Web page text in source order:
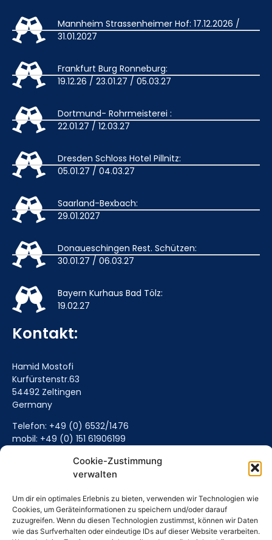
Cookie-Zustimmung
verwalten
Um dir ein optimales Erlebnis zu bieten, verwenden wir Technologien wie
Cookies, um Geräteinformationen zu speichern und/oder darauf
zuzugreifen. Wenn du diesen Technologien zustimmst, können wir Daten
wie das Surfverhalten oder eindeutige IDs auf dieser Website verarbeiten.
Mannheim Strassenheimer Hof: 17.12.2026 /
31.01.2027
Frankfurt Burg Ronneburg:
19.12.26 / 23.01.27 / 05.03.27
Dortmund- Rohrmeisterei :
22.01.27 / 12.03.27
Dresden Schloss Hotel Pillnitz:
05.01.27 / 04.03.27
Saarland-Bexbach:
29.01.2027
Donaueschingen Rest. Schützen:
30.01.27 / 06.03.27
Bayern Kurhaus Bad Tölz:
19.02.27
Kontakt:
Hamid Mostofi
Kurfürstenstr.63
54492 Zeltingen
Germany
Telefon: +49 (0) 6532/1476
mobil: +49 (0) 151 61906199